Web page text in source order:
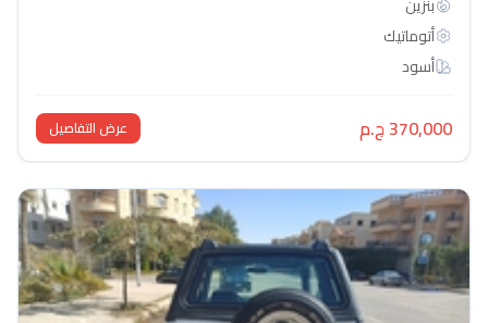
أتوماتيك‎
أسود
370,000 ج.م عرض التفاصيل